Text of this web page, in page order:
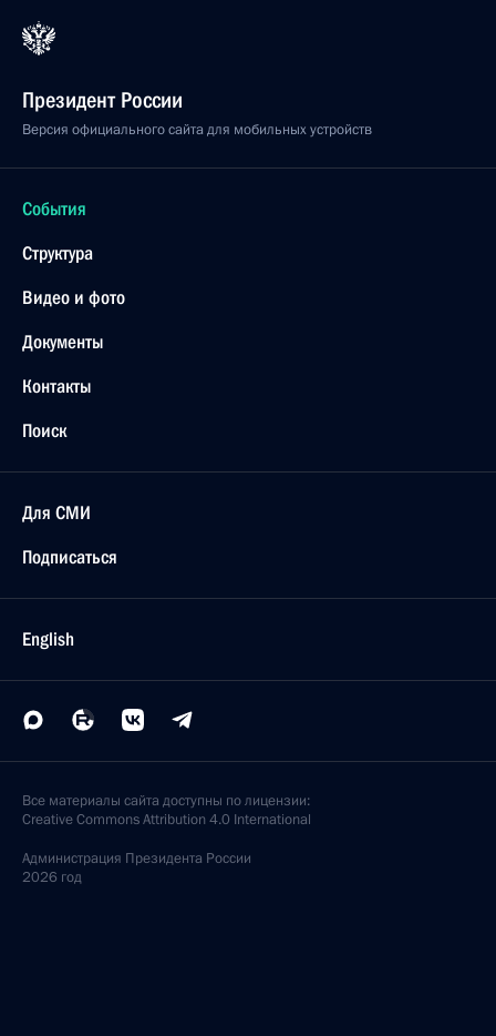
Президент России
Версия официального сайта для мобильных устройств
События
Структура
Видео и фото
Документы
Контакты
Поиск
Для СМИ
Подписаться
English
Все материалы сайта доступны по лицензии:
Creative Commons Attribution 4.0 International
Администрация Президента России
2026 год